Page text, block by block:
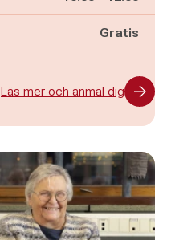
Gratis
Läs mer och anmäl dig